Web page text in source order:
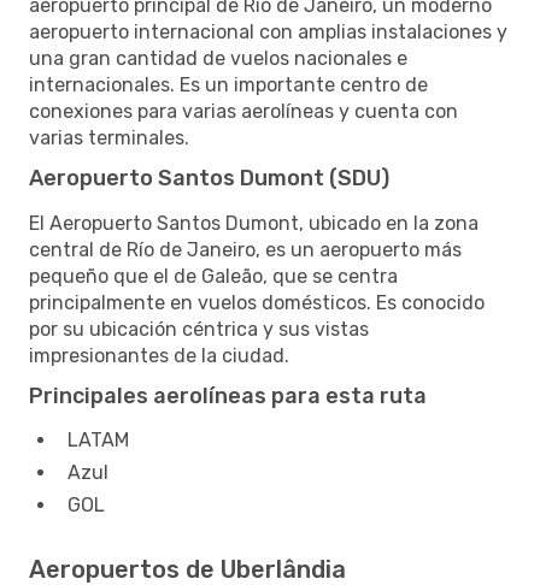
aeropuerto principal de Río de Janeiro, un moderno
aeropuerto internacional con amplias instalaciones y
una gran cantidad de vuelos nacionales e
internacionales. Es un importante centro de
conexiones para varias aerolíneas y cuenta con
varias terminales.
Aeropuerto Santos Dumont (SDU)
El Aeropuerto Santos Dumont, ubicado en la zona
central de Río de Janeiro, es un aeropuerto más
pequeño que el de Galeão, que se centra
principalmente en vuelos domésticos. Es conocido
por su ubicación céntrica y sus vistas
impresionantes de la ciudad.
Principales aerolíneas para esta ruta
LATAM
Azul
GOL
Aeropuertos de Uberlândia